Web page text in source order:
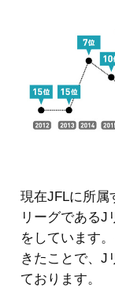
現在JFLに所属
リーグであるJ
をしています
きたことで、J
ております。